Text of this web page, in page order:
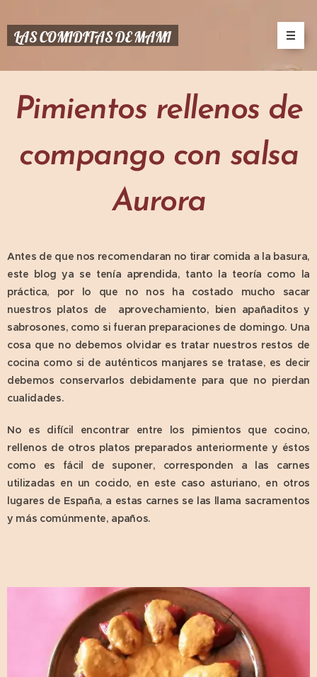
LAS COMIDITAS DE MAMI
Pimientos rellenos de
compango con salsa
Aurora
Antes de que nos recomendaran no tirar comida a la basura,
este blog ya se tenía aprendida, tanto la teoría como la
práctica, por lo que no nos ha costado mucho sacar
nuestros platos de aprovechamiento, bien apañaditos y
sabrosones, como si fueran preparaciones de domingo. Una
cosa que no debemos olvidar es tratar nuestros restos de
cocina como si de auténticos manjares se tratase, es decir
debemos conservarlos debidamente para que no pierdan
cualidades.
No es difícil encontrar entre los pimientos que cocino,
rellenos de otros platos preparados anteriormente y éstos
como es fácil de suponer, corresponden a las carnes
utilizadas en un cocido, en este caso asturiano, en otros
lugares de España, a estas carnes se las llama sacramentos
y más comúnmente, apaños.